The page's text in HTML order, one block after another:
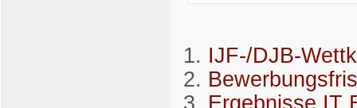
IJF-/DJB-
Ergebnisse IT